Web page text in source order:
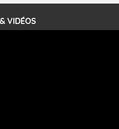
de 50 km/h et atteindre 80 à 100 km/h
davantage. Il parcourt la basse vallée
et envahit le littoral
partir de la Camargue.
VIDÉOS